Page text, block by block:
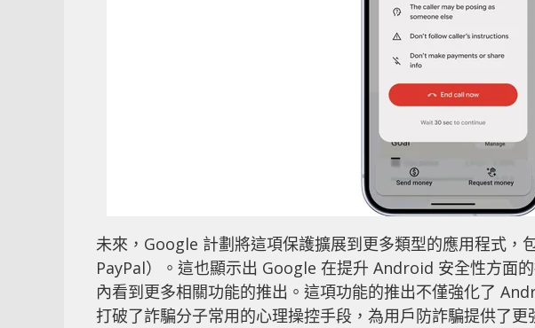
未來，Google 計劃將這項保護擴展到更多類型的應用程式，
PayPal）。這也顯示出 Google 在提升 Android 安全性方面
內看到更多相關功能的推出。這項功能的推出不僅強化了
打破了詐騙分子常用的心理操控手段，為用戶防詐騙提供了更